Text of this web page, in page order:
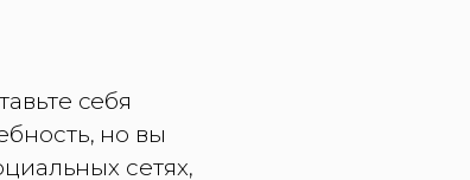
себя
но вы
сетях,